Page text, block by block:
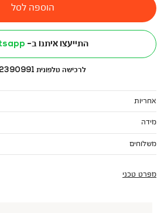
הוספה לסל
התייעצו איתנו ב-
לרכישה טלפונית 073-2390991
אחריות
מידה
משלוחים
מפרט טכני